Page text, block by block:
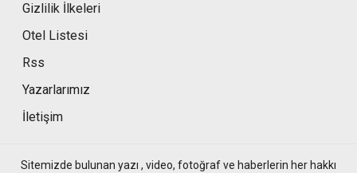
Gizlilik İlkeleri
Otel Listesi
Rss
Yazarlarımız
İletişim
Sitemizde bulunan yazı , video, fotoğraf ve haberlerin her hakkı